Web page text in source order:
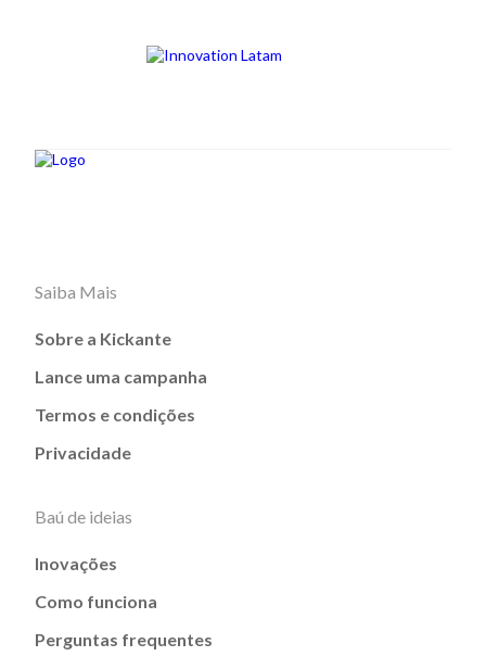
Saiba Mais
Sobre a Kickante
Lance uma campanha
Termos e condições
Privacidade
Baú de ideias
Inovações
Como funciona
Perguntas frequentes